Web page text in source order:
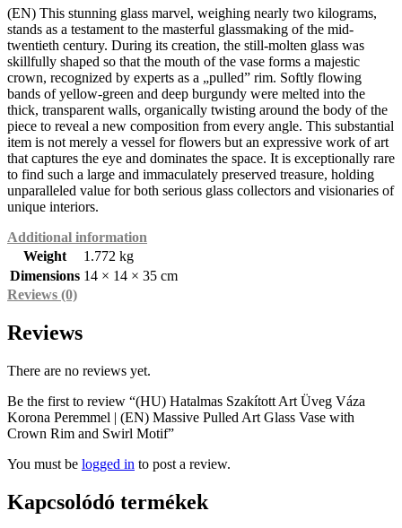
(EN) This stunning glass marvel, weighing nearly two kilograms,
stands as a testament to the masterful glassmaking of the mid-
twentieth century. During its creation, the still-molten glass was
skillfully shaped so that the mouth of the vase forms a majestic
crown, recognized by experts as a „pulled” rim. Softly flowing
bands of yellow-green and deep burgundy were melted into the
thick, transparent walls, organically twisting around the body of the
piece to reveal a new composition from every angle. This substantial
item is not merely a vessel for flowers but an expressive work of art
that captures the eye and dominates the space. It is exceptionally rare
to find such a large and immaculately preserved treasure, holding
unparalleled value for both serious glass collectors and visionaries of
unique interiors.
Additional information
Weight
1.772 kg
Dimensions 14 × 14 × 35 cm
Reviews (0)
Reviews
There are no reviews yet.
Be the first to review “(HU) Hatalmas Szakított Art Üveg Váza
Korona Peremmel | (EN) Massive Pulled Art Glass Vase with
Crown Rim and Swirl Motif”
You must be logged in to post a review.
Kapcsolódó termékek